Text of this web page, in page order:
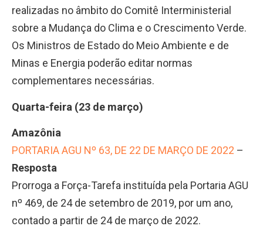
realizadas no âmbito do Comitê Interministerial
sobre a Mudança do Clima e o Crescimento Verde.
Os Ministros de Estado do Meio Ambiente e de
Minas e Energia poderão editar normas
complementares necessárias.
Quarta-feira (23 de março)
Amazônia
PORTARIA AGU Nº 63, DE 22 DE MARÇO DE 2022 –
Resposta
Prorroga a Força-Tarefa instituída pela Portaria AGU
nº 469, de 24 de setembro de 2019, por um ano,
contado a partir de 24 de março de 2022.